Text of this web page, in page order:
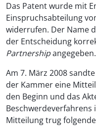
Das Patent wurde mit
Einspruchsabteilung
widerrufen. Der Name
der Entscheidung
Partnershipangegeben.
Am 7. März 2008
der Kammer eine
den Beginn und das
Mitteilung trug